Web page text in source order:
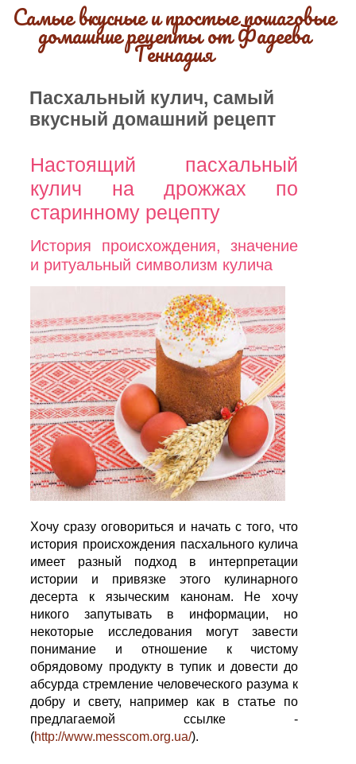
Самые вкусные и простые пошаговые
домашние рецепты от Фадеева
Геннадия
Пасхальный кулич, самый
вкусный домашний рецепт
Настоящий пасхальный
кулич на дрожжах по
старинному рецепту
История происхождения, значение
и ритуальный символизм кулича
Хочу сразу оговориться и начать с того, что
история происхождения пасхального кулича
имеет разный подход в интерпретации
истории и привязке этого кулинарного
десерта к языческим канонам. Не хочу
никого запутывать в информации, но
некоторые исследования могут завести
понимание и отношение к чистому
обрядовому продукту в тупик и довести до
абсурда стремление человеческого разума к
добру и свету, например как в статье по
предлагаемой ссылке -
(http://www.messcom.org.ua/).